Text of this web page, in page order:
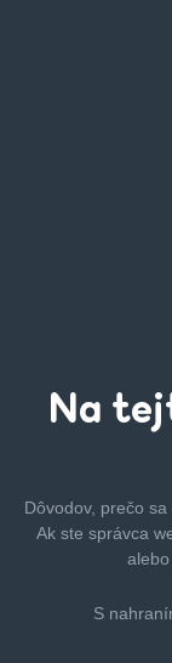
Na
Dôvodov, prečo
Ak ste správca
S